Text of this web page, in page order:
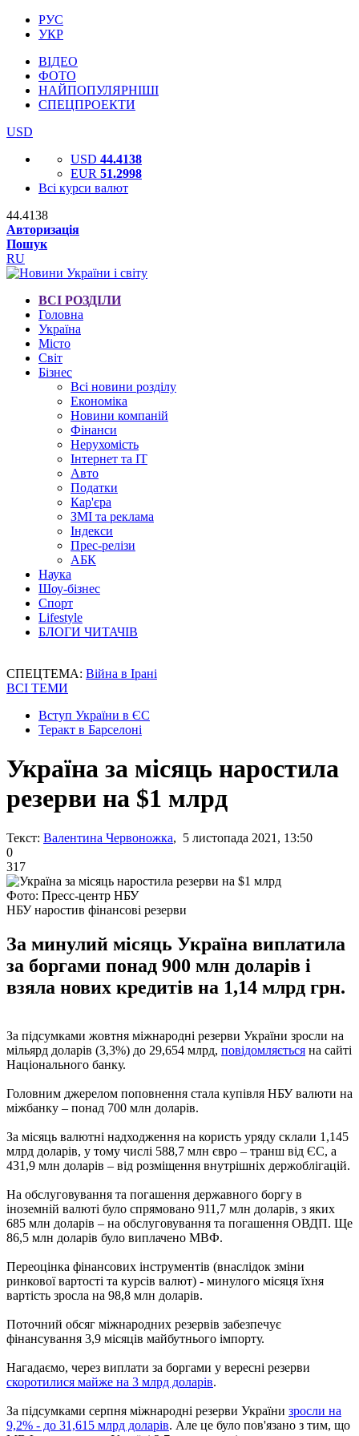
РУС
УКР
ВІДЕО
ФОТО
НАЙПОПУЛЯРНІШІ
СПЕЦПРОЕКТИ
USD
USD 44.4138
EUR 51.2998
Всі курси валют
44.4138
Авторизація
Пошук
RU
ВСІ РОЗДІЛИ
Головна
Україна
Місто
Світ
Бізнес
Всі новини розділу
Економіка
Новини компаній
Фінанси
Нерухомість
Інтернет та IT
Авто
Податки
Кар'єра
ЗМІ та реклама
Індекси
Прес-релізи
АБК
Наука
Шоу-бізнес
Спорт
Lifestyle
БЛОГИ ЧИТАЧІВ
СПЕЦТЕМА: Війна в Ірані
ВСІ ТЕМИ
Вступ України в ЄС
Теракт в Барселоні
Україна за місяць наростила
резерви на $1 млрд
Текст: Валентина Червоножка, 5 листопада 2021, 13:50
0
317
Фото: Пресс-центр НБУ
НБУ наростив фінансові резерви
За минулий місяць Україна виплатила
за боргами понад 900 млн доларів і
взяла нових кредитів на 1,14 млрд грн.
За підсумками жовтня міжнародні резерви України зросли на
мільярд доларів (3,3%) до 29,654 млрд, повідомляється на сайті
Національного банку.
Головним джерелом поповнення стала купівля НБУ валюти на
міжбанку – понад 700 млн доларів.
За місяць валютні надходження на користь уряду склали 1,145
млрд доларів, у тому числі 588,7 млн ​​євро – транш від ЄС, а
431,9 млн доларів – від розміщення внутрішніх держоблігацій.
На обслуговування та погашення державного боргу в
іноземній валюті було спрямовано 911,7 млн доларів, з яких
685 млн доларів – на обслуговування та погашення ОВДП. Ще
86,5 млн доларів було виплачено МВФ.
Переоцінка фінансових інструментів (внаслідок зміни
ринкової вартості та курсів валют) - минулого місяця їхня
вартість зросла на 98,8 млн доларів.
Поточний обсяг міжнародних резервів забезпечує
фінансування 3,9 місяців майбутнього імпорту.
Нагадаємо, через виплати за боргами у вересні резерви
скоротилися майже на 3 млрд доларів.
За підсумками серпня міжнародні резерви України зросли на
9,2% - до 31,615 млрд доларів. Але це було пов'язано з тим, що